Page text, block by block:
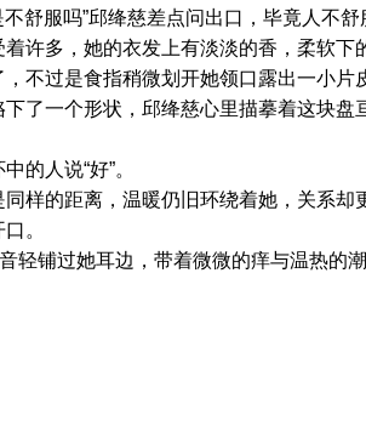
舒服吗”邱绛慈差点问出口，毕竟人不
多，她的衣发上有淡淡的香，柔软下
不过是食指稍微划开她领口露出一小片
一个形状，邱绛慈心里描摹着这块盘
人说“好”。
的距离，温暖仍旧环绕着她，关系却
。
铺过她耳边，带着微微的痒与温热的潮